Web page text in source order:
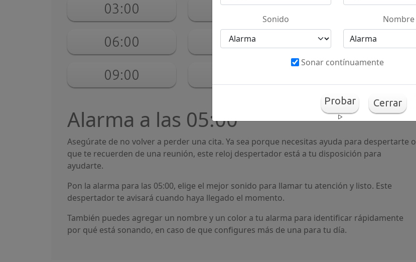
Sonido Nombre
Sonar contínuamente
Probar Cerrar
03:00 04:00 05:00
06:00 07:00 08:00
09:00
Alarma a las 05:00
Asegúrate de no volver a perder una cita. Ya sea porque necesitas ayuda para despertarte o
que te recuerden de una reunión, este reloj despertador está a tu disposición para
ayudarte.
Pon la alarma para las 05:00, elige el mejor sonido para llamar tu atención y listo. Este
despertador te avisará cuando haya llegado el momento.
También puedes agregar un nombre y un color a tu alarma para identificar rápidamente
por qué está sonando, en caso de que configures más de una para tu día.